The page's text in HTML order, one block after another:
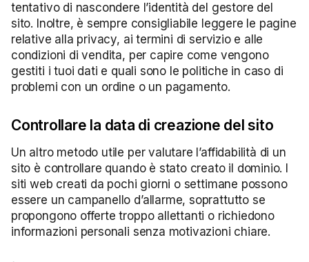
tentativo di nascondere l’identità del gestore del
sito. Inoltre, è sempre consigliabile leggere le pagine
relative alla privacy, ai termini di servizio e alle
condizioni di vendita, per capire come vengono
gestiti i tuoi dati e quali sono le politiche in caso di
problemi con un ordine o un pagamento.
Controllare la data di creazione del sito
Un altro metodo utile per valutare l’affidabilità di un
sito è controllare quando è stato creato il dominio. I
siti web creati da pochi giorni o settimane possono
essere un campanello d’allarme, soprattutto se
propongono offerte troppo allettanti o richiedono
informazioni personali senza motivazioni chiare.